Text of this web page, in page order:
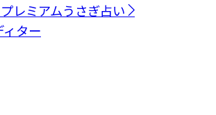
レミアムうさぎ占い
ター